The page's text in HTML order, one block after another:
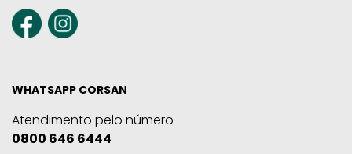
WHATSAPP CORSAN
Atendimento pelo número
0800 646 6444